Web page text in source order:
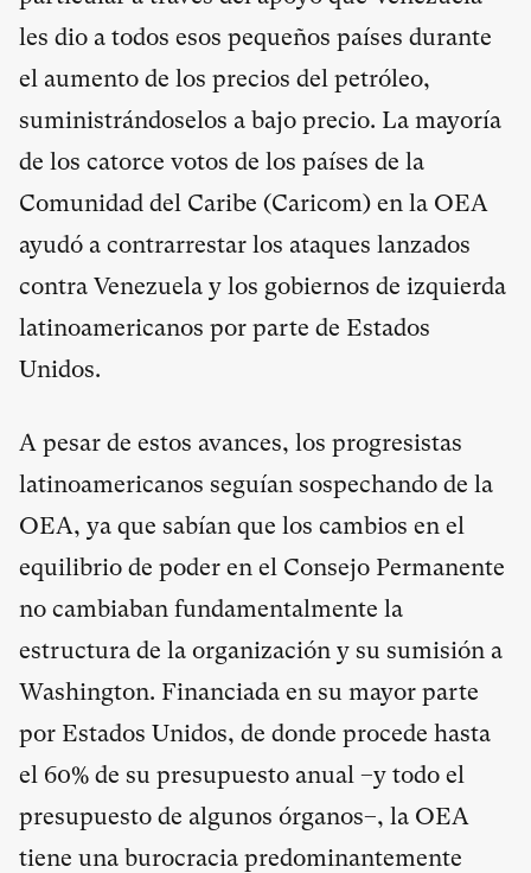
les dio a todos esos pequeños países durante
el aumento de los precios del petróleo,
suministrándoselos a bajo precio. La mayoría
de los catorce votos de los países de la
Comunidad del Caribe (Caricom) en la OEA
ayudó a contrarrestar los ataques lanzados
contra Venezuela y los gobiernos de izquierda
latinoamericanos por parte de Estados
Unidos.
A pesar de estos avances, los progresistas
latinoamericanos seguían sospechando de la
OEA, ya que sabían que los cambios en el
equilibrio de poder en el Consejo Permanente
no cambiaban fundamentalmente la
estructura de la organización y su sumisión a
Washington. Financiada en su mayor parte
por Estados Unidos, de donde procede hasta
el 60% de su presupuesto anual –y todo el
presupuesto de algunos órganos–, la OEA
tiene una burocracia predominantemente